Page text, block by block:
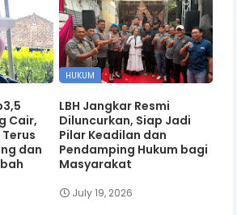
Cair,
dan
HUKUM
LBH Jangkar Resmi
Diluncurkan, Siap Jadi
Pilar Keadilan dan
Pendamping Hukum bagi
Masyarakat
July 19, 2026